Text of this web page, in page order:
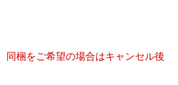
同梱をご希望の場合はキャンセル後